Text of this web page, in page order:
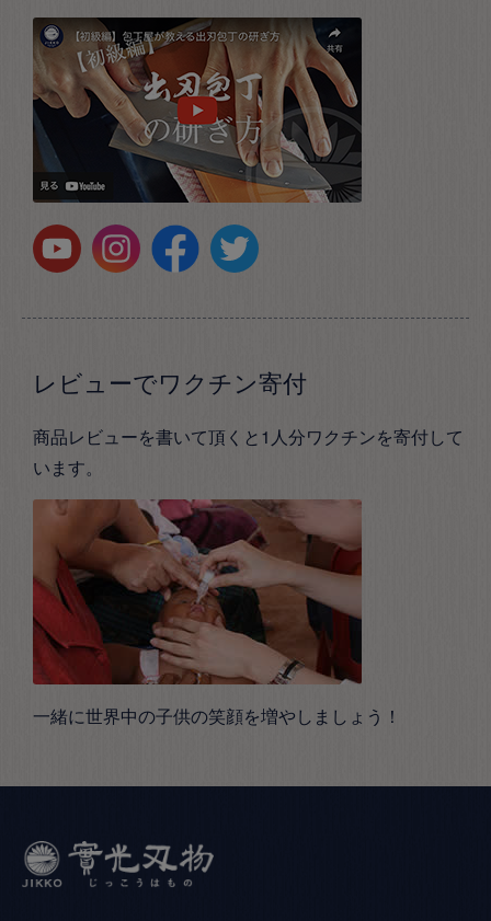
レビューでワクチン寄付
商品レビューを書いて頂くと1人分ワクチンを寄付して
います。
一緒に世界中の子供の笑顔を増やしましょう！